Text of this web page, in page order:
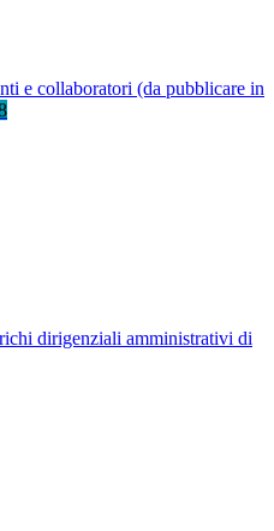
e collaboratori (da pubblicare in
dirigenziali amministrativi di